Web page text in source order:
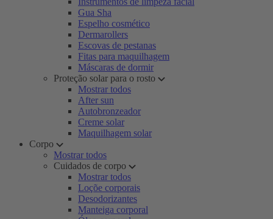
Gua Sha
Espelho cosmético
Dermarollers
Escovas de pestanas
Fitas para maquilhagem
Máscaras de dormir
Proteção solar para o rosto
Mostrar todos
After sun
Autobronzeador
Creme solar
Maquilhagem solar
Corpo
Mostrar todos
Cuidados de corpo
Mostrar todos
Loçõe corporais
Desodorizantes
Manteiga corporal